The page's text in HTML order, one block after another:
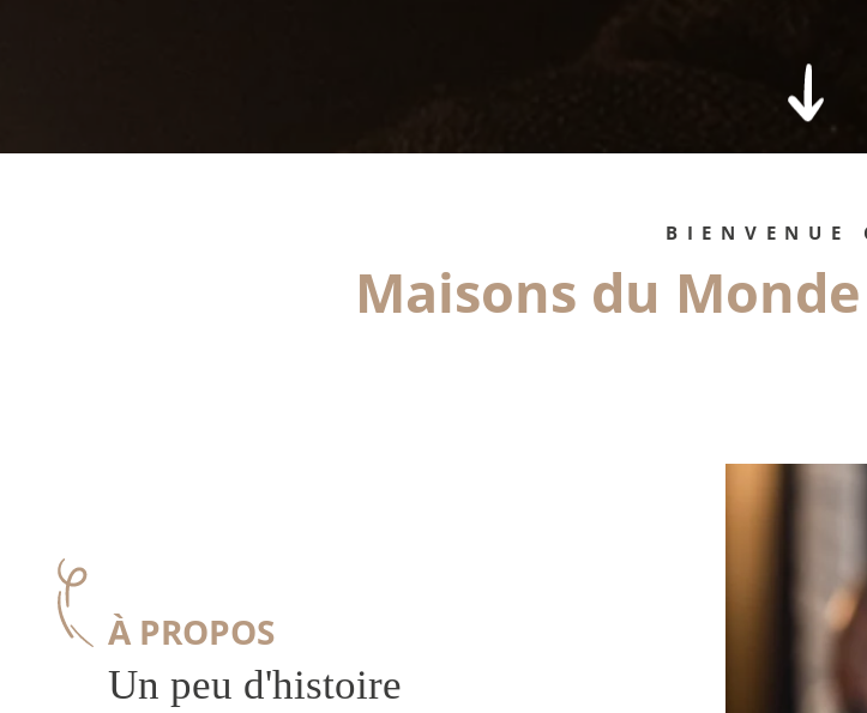
BIENVENUE
Maisons du
À PROPOS
Un peu d'histoire